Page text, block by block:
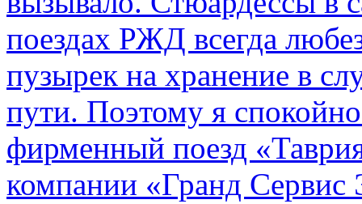
поездах РЖД всегда
пузырек на хранение в
пути. По­этому я
фирменный поезд
компании «Гранд Сервис